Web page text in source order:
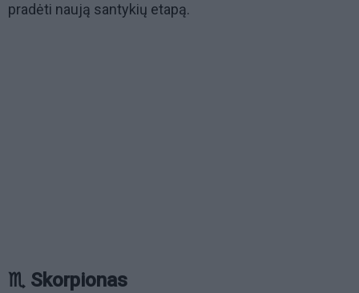
pradėti naują santykių etapą.
♏ Skorpionas